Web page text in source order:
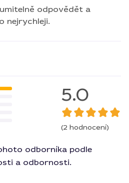
odpovědět a
nejrychleji.
5.0
(2 hodnocení)
odborníka podle
a odbornosti.